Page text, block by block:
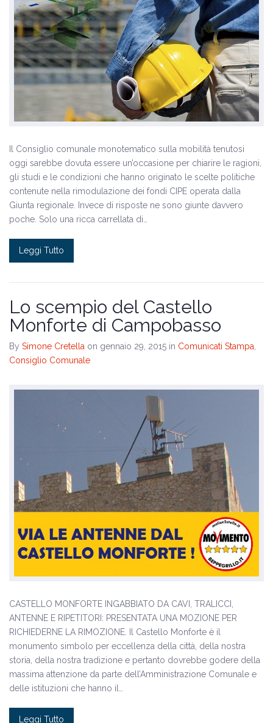
Il Consiglio comunale monotematico sulla mobilità tenutosi
oggi sarebbe dovuta essere un’occasione per chiarire le ragioni,
gli studi e le condizioni che hanno originato le scelte politiche
contenute nella rimodulazione dei fondi CIPE operata dalla
Giunta regionale. Invece di risposte ne sono giunte davvero
poche. Solo una ricca carrellata di…
Leggi Tutto
Lo scempio del Castello
Monforte di Campobasso
By Simone Cretella on gennaio 29, 2015 in Comunicati Stampa
Consiglio Comunale
CASTELLO MONFORTE INGABBIATO DA CAVI, TRALICCI,
ANTENNE E RIPETITORI: PRESENTATA UNA MOZIONE PER
RICHIEDERNE LA RIMOZIONE. Il Castello Monforte è il
monumento simbolo per eccellenza della città, della nostra
storia, della nostra tradizione e pertanto dovrebbe godere della
massima attenzione da parte dell’Amministrazione Comunale e
delle istituzioni che hanno il…
Leggi Tutto